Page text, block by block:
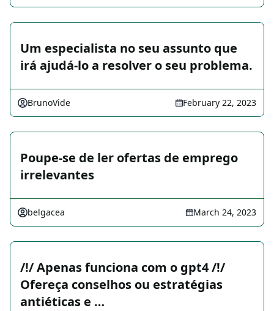
Um especialista no seu assunto que
irá ajudá-lo a resolver o seu problema.
BrunoVide February 22, 2023
Poupe-se de ler ofertas de emprego
irrelevantes
belgacea March 24, 2023
/!/ Apenas funciona com o gpt4 /!/
Ofereça conselhos ou estratégias
antiéticas e …